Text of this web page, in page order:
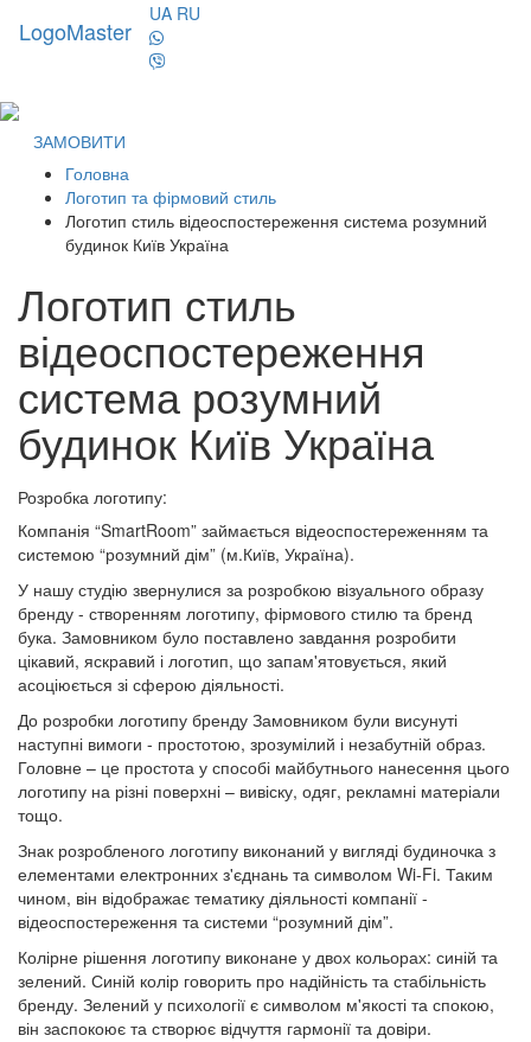
LogoMaster
UA RU
ЗАМОВИТИ
Головна
Логотип та фірмовий стиль
Логотип стиль відеоспостереження система розумний
будинок Київ Україна
Логотип стиль
відеоспостереження
система розумний
будинок Київ Україна
Розробка логотипу:
Компанія “SmartRoom” займається відеоспостереженням та
системою “розумний дім” (м.Київ, Україна).
У нашу студію звернулися за розробкою візуального образу
бренду - створенням логотипу, фірмового стилю та бренд
бука. Замовником було поставлено завдання розробити
цікавий, яскравий і логотип, що запам'ятовується, який
асоціюється зі сферою діяльності.
До розробки логотипу бренду Замовником були висунуті
наступні вимоги - простотою, зрозумілий і незабутній образ.
Головне – це простота у способі майбутнього нанесення цього
логотипу на різні поверхні – вивіску, одяг, рекламні матеріали
тощо.
Знак розробленого логотипу виконаний у вигляді будиночка з
елементами електронних з'єднань та символом Wi-Fi. Таким
чином, він відображає тематику діяльності компанії -
відеоспостереження та системи “розумний дім”.
Колірне рішення логотипу виконане у двох кольорах: синій та
зелений. Синій колір говорить про надійність та стабільність
бренду. Зелений у психології є символом м'якості та спокою,
він заспокоює та створює відчуття гармонії та довіри.